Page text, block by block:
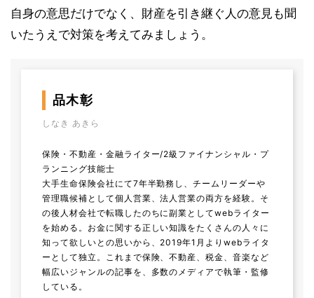
自身の意思だけでなく、財産を引き継ぐ人の意見も聞
いたうえで対策を考えてみましょう。
品木彰
しなき あきら
保険・不動産・金融ライター/2級ファイナンシャル・プ
ランニング技能士
大手生命保険会社にて7年半勤務し、チームリーダーや
管理職候補として個人営業、法人営業の両方を経験。そ
の後人材会社で転職したのちに副業としてwebライター
を始める。お金に関する正しい知識をたくさんの人々に
知って欲しいとの思いから、2019年1月よりwebライタ
ーとして独立。これまで保険、不動産、税金、音楽など
幅広いジャンルの記事を、多数のメディアで執筆・監修
している。